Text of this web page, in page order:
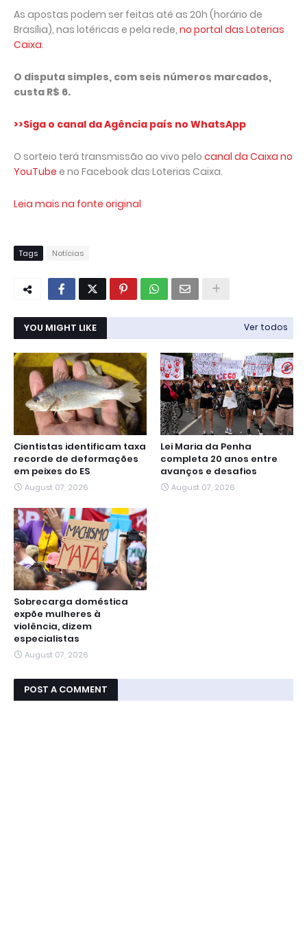
As apostas podem ser feitas até as 20h (horário de
Brasília), nas lotéricas e pela rede, no portal das Loterias
Caixa.
O disputa simples, com seis números marcados,
custa R$ 6.
>>Siga o canal da Agência país no WhatsApp
O sorteio terá transmissão ao vivo pelo canal da Caixa no
YouTube e no Facebook das Loterias Caixa.
Leia mais na fonte original
Tags Notícias
YOU MIGHT LIKE Ver todos
Cientistas identificam taxa
recorde de deformações
em peixes do ES
August 07, 2026
Lei Maria da Penha
completa 20 anos entre
avanços e desafios
August 07, 2026
Sobrecarga doméstica
expõe mulheres à
violência, dizem
especialistas
August 07, 2026
POST A COMMENT